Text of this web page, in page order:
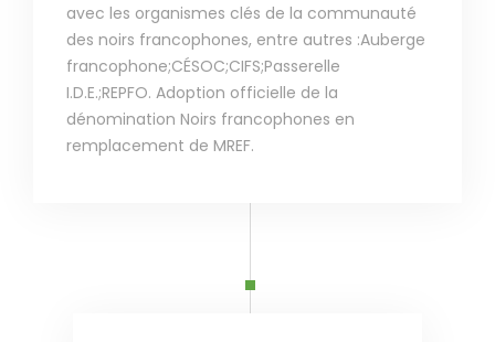
avec les organismes clés de la communauté
des noirs francophones, entre autres :Auberge
francophone;CÉSOC;CIFS;Passerelle
I.D.E.;REPFO. Adoption officielle de la
dénomination Noirs francophones en
remplacement de MREF.